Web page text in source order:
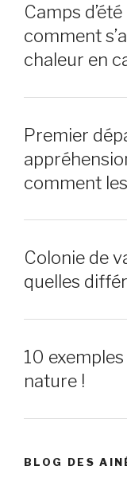
Camps
comment
chaleur en
Premier
comment
Colonie de
quelles
10
nature !
BLOG DES